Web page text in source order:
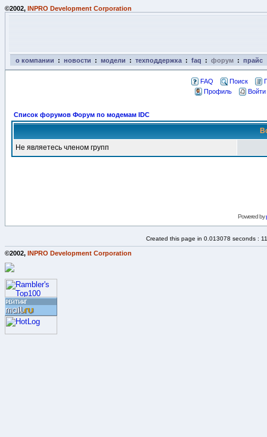
©2002, INPRO Development Corporation
о компании : новости : модели : техподдержка : faq : форум : прайс
FAQ Поиск
Профиль
Список форумов Форум по модемам IDC
Не являетесь членом групп
Powered by
Created this page in 0.013078 seconds :
©2002, INPRO Development Corporation